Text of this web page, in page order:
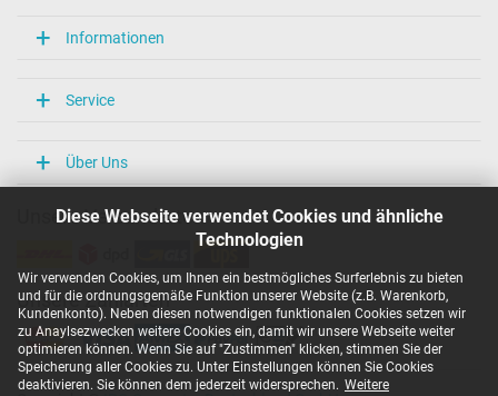
Diese Webseite verwendet Cookies und ähnliche
Technologien
Wir verwenden Cookies, um Ihnen ein bestmögliches Surferlebnis zu bieten
und für die ordnungsgemäße Funktion unserer Website (z.B. Warenkorb,
Kundenkonto). Neben diesen notwendigen funktionalen Cookies setzen wir
zu Anaylsezwecken weitere Cookies ein, damit wir unsere Webseite weiter
optimieren können. Wenn Sie auf "Zustimmen" klicken, stimmen Sie der
Speicherung aller Cookies zu. Unter Einstellungen können Sie Cookies
deaktivieren. Sie können dem jederzeit widersprechen. Weitere
Informationen
Service
Über Uns
Unsere Versandarten
Unsere Zahlarten